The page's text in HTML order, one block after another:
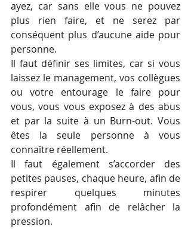
ayez, car sans elle vous ne pouvez
plus rien faire, et ne serez par
conséquent plus d’aucune aide pour
personne.
Il faut définir ses limites, car si vous
laissez le management, vos collègues
ou votre entourage le faire pour
vous, vous vous exposez à des abus
et par la suite à un Burn-out. Vous
êtes la seule personne à vous
connaître réellement.
Il faut également s’accorder des
petites pauses, chaque heure, afin de
respirer quelques minutes
profondément afin de relâcher la
pression.